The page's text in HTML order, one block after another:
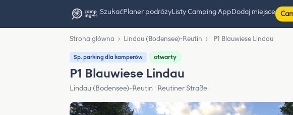
SzukaćPlaner podróżyListy Camping AppDodaj miejsce
Strona główna › Lindau (Bodensee)-Reutin › P1 Blauwiese Lindau
Sp. parking dla kamperów otwarty
P1 Blauwiese Lindau
Lindau (Bodensee)-Reutin · Reutiner Straße